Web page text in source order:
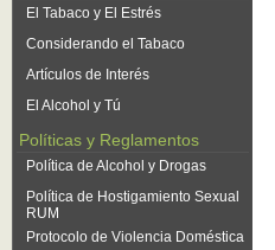
El Tabaco y El Estrés
Considerando el Tabaco
Artículos de Interés
El Alcohol y Tú
Políticas y Reglamentos
Política de Alcohol y Drogas
Política de Hostigamiento Sexual
RUM
Protocolo de Violencia Doméstica